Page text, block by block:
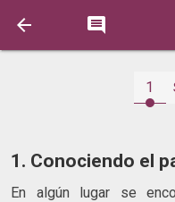
 
1
1. Conociendo el
En algún lugar se